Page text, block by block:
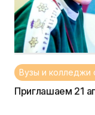
Вузы и